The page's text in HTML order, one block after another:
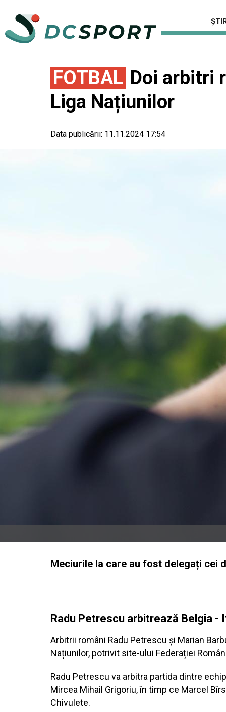
FOTBAL Doi arbitri
Liga Națiunilor
Data publicării: 11.11.2024 17:54
Meciurile la care au fost delegați cei
Radu Petrescu arbitrează Belgia -
Arbitrii români Radu Petrescu și Marian
Națiunilor, potrivit site-ului Federației
Radu Petrescu va arbitra partida dintre
Mircea Mihail Grigoriu, în timp ce Marcel
Chivulete.